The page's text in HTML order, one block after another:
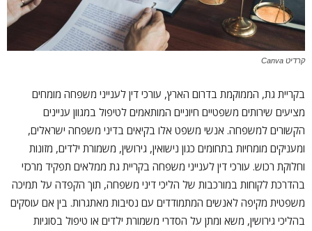
קרדיט Canva
בקריית גת, הממוקמת בדרום הארץ, עורכי דין לענייני משפחה מומחים
מציעים שירותים משפטיים חיוניים המותאמים לטיפול במגוון עניינים
הקשורים למשפחה. אנשי משפט אלו בקיאים בדיני משפחה ישראלים,
ומעניקים מומחיות בתחומים כגון נישואין, גירושין, משמורת ילדים, מזונות
וחלוקת רכוש. עורכי דין לענייני משפחה בקריית גת ממלאים תפקיד מרכזי
בהדרכת לקוחות במורכבות של הליכי דיני משפחה, תוך הקפדה על תמיכה
משפטית מקיפה לאנשים המתמודדים עם נסיבות מאתגרות. בין אם עוסקים
בהליכי גירושין, משא ומתן על הסדרי משמורת ילדים או טיפול בסוגיות